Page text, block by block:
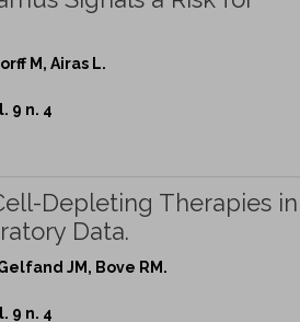
M, Airas L.
9 n. 4
Depleting Therapies in
Data.
JM, Bove RM.
9 n. 4